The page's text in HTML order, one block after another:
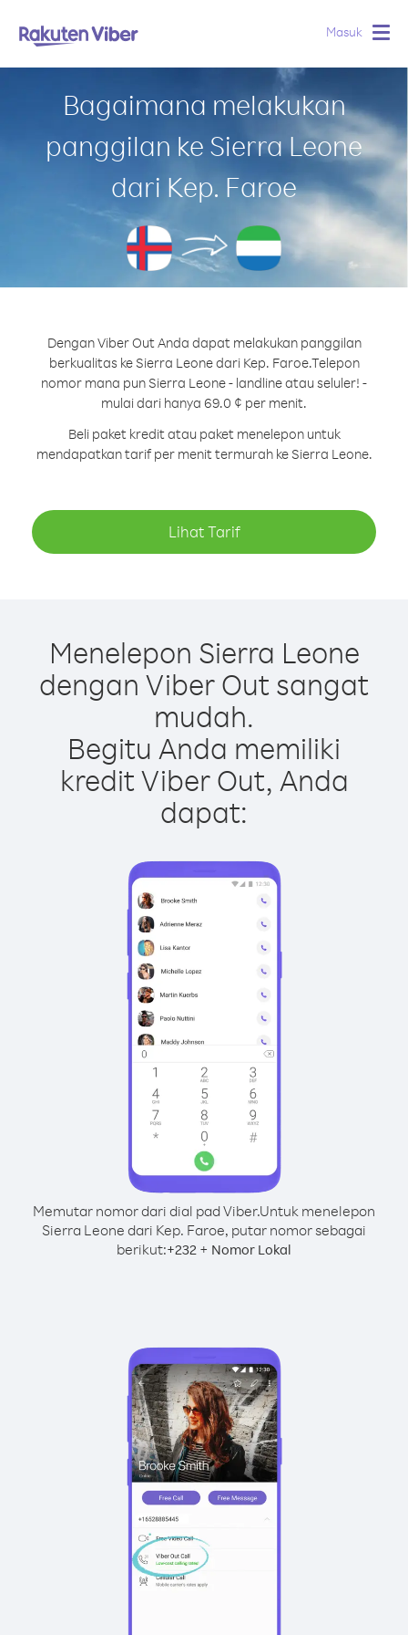
Masuk
Bagaimana melakukan
panggilan ke Sierra Leone
dari Kep. Faroe
Dengan Viber Out Anda dapat melakukan panggilan
berkualitas ke Sierra Leone dari Kep. Faroe.Telepon
nomor mana pun Sierra Leone - landline atau seluler! -
mulai dari hanya 69.0 ¢ per menit.
Beli paket kredit atau paket menelepon untuk
mendapatkan tarif per menit termurah ke Sierra Leone.
Lihat Tarif
Menelepon Sierra Leone
dengan Viber Out sangat
mudah.
Begitu Anda memiliki
kredit Viber Out, Anda
dapat:
Memutar nomor dari dial pad Viber.Untuk menelepon
Sierra Leone dari Kep. Faroe, putar nomor sebagai
berikut:+232 + Nomor Lokal